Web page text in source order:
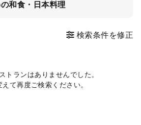
和食・日本料理
検索条件を修正
トランはありませんでした。
て再度ご検索ください。